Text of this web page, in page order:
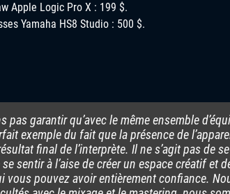
Apple Logic Pro X : 199 $.
Yamaha HS8 Studio : 500 $.
pas garantir qu’avec le même ensemble
exemple du fait que la présence de
final de l’interprète. Il ne s’agit pas de
se sentir à l’aise de créer un espace créatif et
vous pouvez avoir entièrement confiance.